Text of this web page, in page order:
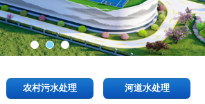
农村污水处理 河道水处理